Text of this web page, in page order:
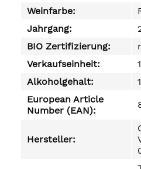
Weinfarbe:
Jahrgang:
BIO Zertifizierung:
Verkaufseinheit:
Alkoholgehalt:
European Article
Number (EAN):
Hersteller: